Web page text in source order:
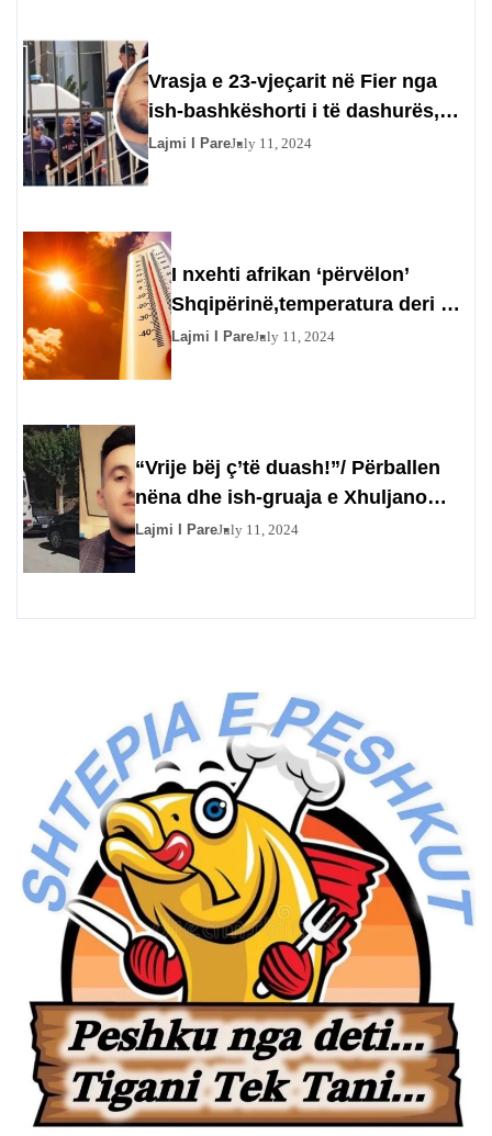
Vrasja e 23-vjeçarit në Fier nga
ish-bashkëshorti i të dashurës,
flet nëna e autorit për nënën e
Lajmi I PareJuly 11, 2024
I nxehti afrikan ‘përvëlon’
Shqipërinë,temperatura deri në
44 gradë ditën e nesërme
Lajmi I PareJuly 11, 2024
“Vrije bëj ç’të duash!”/ Përballen
nëna dhe ish-gruaja e Xhuljano
Mihos, 27-vjeçarja: Të tha dua të
Lajmi I PareJuly 11, 2024